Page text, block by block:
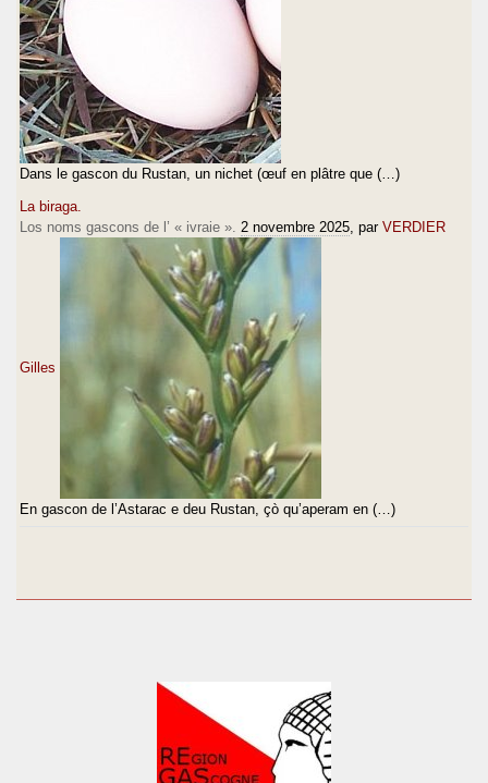
Dans le gascon du Rustan, un nichet (œuf en plâtre que (…)
La biraga.
Los noms gascons de l’ « ivraie ». 2 novembre 2025 , par VERDIER
Gilles
En gascon de l’Astarac e deu Rustan, çò qu’aperam en (…)